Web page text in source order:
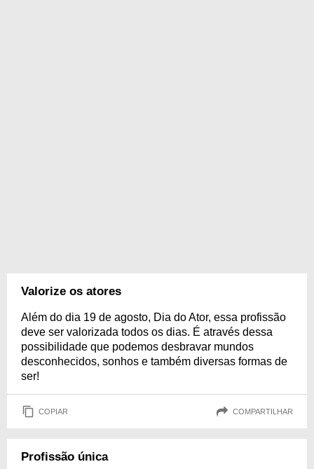
Valorize os atores
Além do dia 19 de agosto, Dia do Ator, essa profissão
deve ser valorizada todos os dias. É através dessa
possibilidade que podemos desbravar mundos
desconhecidos, sonhos e também diversas formas de
ser!
COPIAR COMPARTILHAR
Profissão única